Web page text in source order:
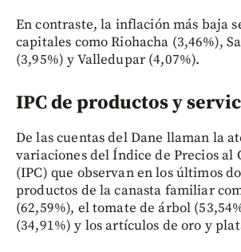
En contraste, la inflación más baja
capitales como Riohacha (3,46%),
(3,95%) y Valledupar (4,07%).
IPC de productos y
De las cuentas del Dane llaman la
variaciones del Índice de Precios al
(IPC) que observan en los últimos
productos de la canasta familiar
(62,59%), el tomate de árbol
(34,91%) y los artículos de oro y